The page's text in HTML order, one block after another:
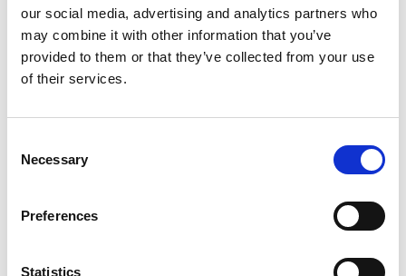
our social media, advertising and analytics partners who
may combine it with other information that you’ve
provided to them or that they’ve collected from your use
of their services.
Selection
Necessary
Preferences
Statistics
Organizer